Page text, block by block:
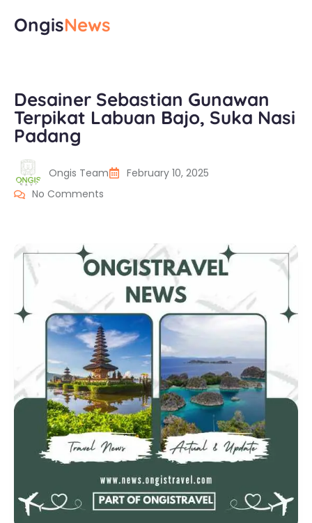
OngisNews
Desainer Sebastian Gunawan
Terpikat Labuan Bajo, Suka Nasi
Padang
Ongis Team
February 10, 2025
No Comments